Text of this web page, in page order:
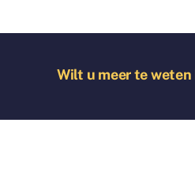
Wilt u meer te weten